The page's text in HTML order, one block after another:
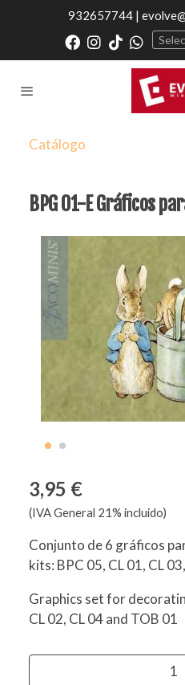
932657744 |
Catálogo
BPG 01-E Gráficos
3,95 €
(IVA General 21% incluido)
Conjunto de 6 gráficos
kits: BPC 05, CL 01, CL
Graphics set for
CL 02, CL 04 and TOB 01